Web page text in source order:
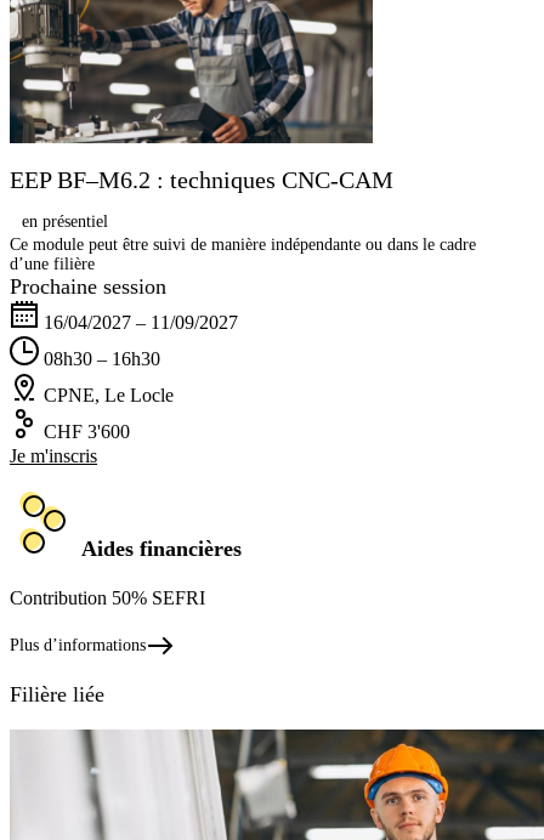
EEP BF–M6.2 : techniques CNC-CAM
en présentiel
Ce module peut être suivi de manière indépendante ou dans le cadre
d’une filière
Prochaine session
16/04/2027 – 11/09/2027
08h30 – 16h30
CPNE, Le Locle
CHF 3'600
Je m'inscris
Aides financières
Contribution 50% SEFRI
Plus d’informations
Filière liée